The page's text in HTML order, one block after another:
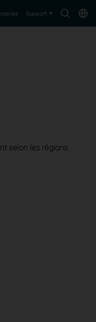
SearchChoisir
Support
selon les régions.